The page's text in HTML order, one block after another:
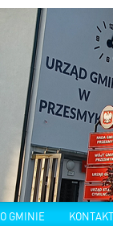
O GMINIE KONTAKT